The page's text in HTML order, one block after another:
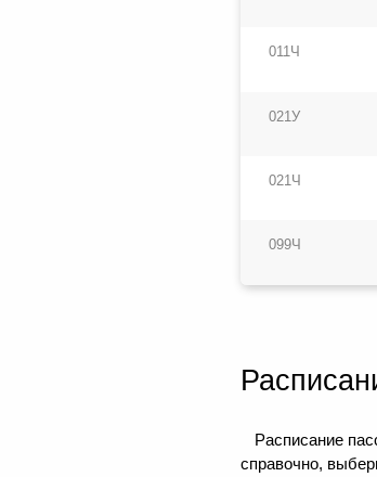
011Ч
021У
021Ч
099Ч
Расписание
справочно,